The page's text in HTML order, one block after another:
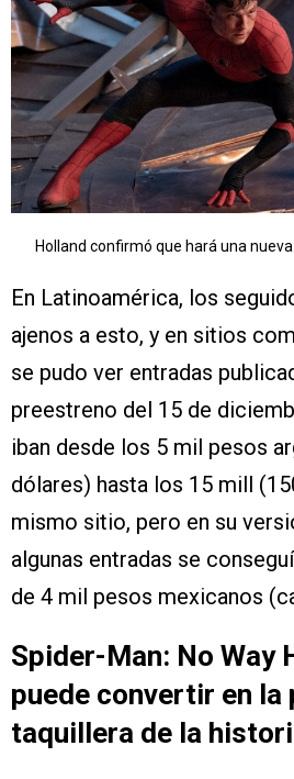
Holland confirmó que hará una
En Latinoamérica, los
ajenos a esto, y en sitios
se pudo ver entradas
preestreno del 15 de
iban desde los 5 mil pesos
dólares) hasta los 15 mill
mismo sitio, pero en su
algunas entradas se
de 4 mil pesos mexicanos
Spider-Man: No Way
puede convertir en la
taquillera de la